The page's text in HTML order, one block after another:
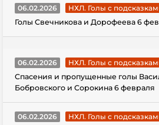
06.02.2026
НХЛ. Голы с
Голы Свечникова и Дорофеева 6
06.02.2026
НХЛ. Голы с
Спасения и пропущенные голы
Бобровского и Сорокина 6 февраля
06.02.2026
НХЛ. Голы с